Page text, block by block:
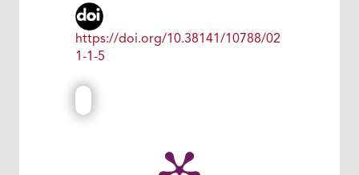
https://doi.org/10.38141/10788/02
1-1-5